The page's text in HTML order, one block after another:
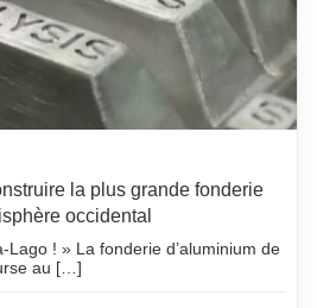
la plus grande fonderie
occidental
! » La fonderie d’aluminium de
au […]